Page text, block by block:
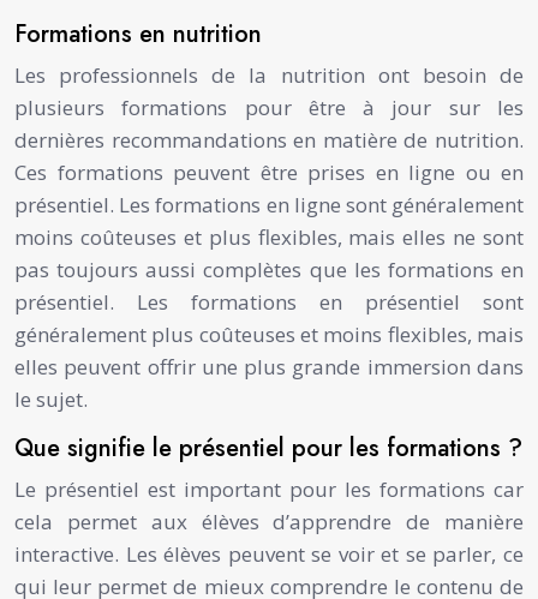
Formations en nutrition
Les professionnels de la nutrition ont besoin de
plusieurs formations pour être à jour sur les
dernières recommandations en matière de nutrition.
Ces formations peuvent être prises en ligne ou en
présentiel. Les formations en ligne sont généralement
moins coûteuses et plus flexibles, mais elles ne sont
pas toujours aussi complètes que les formations en
présentiel. Les formations en présentiel sont
généralement plus coûteuses et moins flexibles, mais
elles peuvent offrir une plus grande immersion dans
le sujet.
Que signifie le présentiel pour les formations ?
Le présentiel est important pour les formations car
cela permet aux élèves d’apprendre de manière
interactive. Les élèves peuvent se voir et se parler, ce
qui leur permet de mieux comprendre le contenu de